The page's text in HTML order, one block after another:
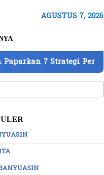
AGUSTUS 7, 2026
Pengawasan